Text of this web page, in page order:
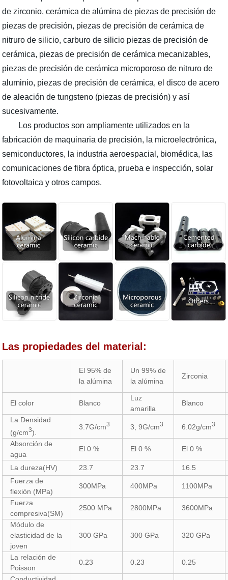
de zirconio, cerámica de alúmina de piezas de precisión de
piezas de precisión, piezas de precisión de cerámica de
nitruro de silicio, carburo de silicio piezas de precisión de
cerámica, piezas de precisión de cerámica mecanizables,
piezas de precisión de cerámica microporoso de nitruro de
aluminio, piezas de precisión de cerámica, el disco de acero
de aleación de tungsteno (piezas de precisión) y así
sucesivamente.
Los productos son ampliamente utilizados en la
fabricación de maquinaria de precisión, la microelectrónica,
semiconductores, la industria aeroespacial, biomédica, las
comunicaciones de fibra óptica, prueba e inspección, solar
fotovoltaica y otros campos.
Las propiedades del material:
El 95% de
la alúmina
Un 99% de
la alúmina
Zirconia
El color Blanco
Luz
amarilla
Blanco
La Densidad
(g/cm3).
3.7G/cm3 3, 9G/cm3 6.02g/cm3
Absorción de
agua
El 0 % El 0 % El 0 %
La dureza(HV) 23.7 23.7
16.5
Fuerza de
flexión (MPa)
300MPa 400MPa 1100MPa
Fuerza
compresiva(SM)
2500 MPa 2800MPa 3600MPa
Módulo de
elasticidad de la
joven
300 GPa 300 GPa 320 GPa
La relación de
Poisson
0.23 0.23 0.25